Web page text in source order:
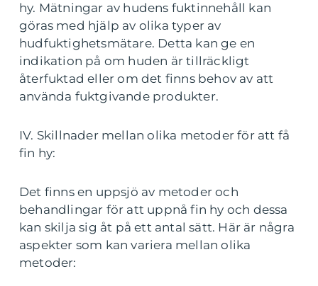
hy. Mätningar av hudens fuktinnehåll kan
göras med hjälp av olika typer av
hudfuktighetsmätare. Detta kan ge en
indikation på om huden är tillräckligt
återfuktad eller om det finns behov av att
använda fuktgivande produkter.
IV. Skillnader mellan olika metoder för att få
fin hy:
Det finns en uppsjö av metoder och
behandlingar för att uppnå fin hy och dessa
kan skilja sig åt på ett antal sätt. Här är några
aspekter som kan variera mellan olika
metoder: